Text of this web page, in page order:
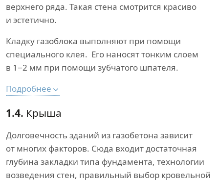
верхнего ряда. Такая стена смотрится красиво
и эстетично.
Кладку газоблока выполняют при помощи
специального клея. Его наносят тонким слоем
в 1−2 мм при помощи зубчатого шпателя.
Подробнее
1.4. Крыша
Долговечность зданий из газобетона зависит
от многих факторов. Сюда входит достаточная
глубина закладки типа фундамента, технологии
возведения стен, правильный выбор кровельной